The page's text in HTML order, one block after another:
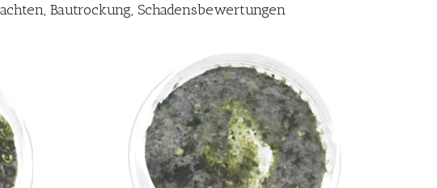
Bautrockung, Schadensbewertungen